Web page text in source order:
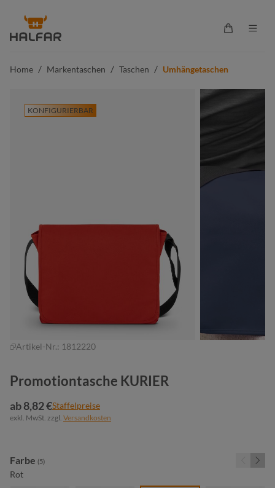
springen
Home / Markentaschen / Taschen / Umhängetaschen
KONFIGURIERBAR
Artikel-Nr.: 1812220
Promotiontasche KURIER
ab 8,82 €Staffelpreise
exkl. MwSt. zzgl. Versandkosten
Farbe auswählen
(5)
Rot